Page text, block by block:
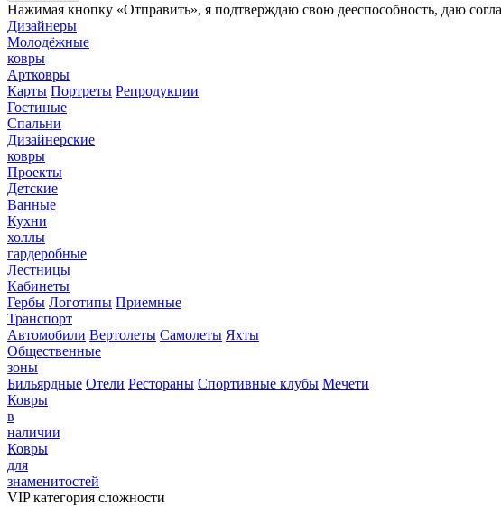
Нажимая кнопку «Отправить», я подтверждаю свою дееспособность, даю
Дизайнеры
Молодёжные
ковры
Артковры
Карты Портреты Репродукции
Гостиные
Спальни
Дизайнерские
ковры
Проекты
Детские
Ванные
Кухни
холлы
гардеробные
Лестницы
Кабинеты
Гербы Логотипы Приемные
Транспорт
Автомобили Вертолеты Самолеты Яхты
Общественные
зоны
Бильярдные Отели Рестораны Спортивные клубы Мечети
Ковры
в
наличии
Ковры
для
знаменитостей
VIP категория сложности